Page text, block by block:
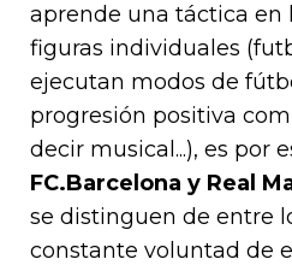
aprende una táctica en
figuras individuales
ejecutan modos de
progresión positiva
decir musical...), es por
FC.Barcelona y Real
se distinguen de entre
constante voluntad de